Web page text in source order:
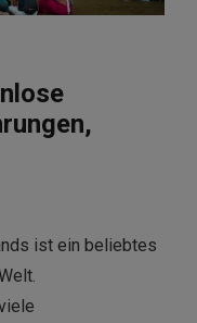
ist ein beliebtes